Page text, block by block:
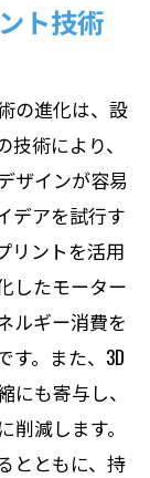
ト技術
の進化は、設
術により、
ザインが容易
デアを試行す
リントを活用
したモーター
ルギー消費を
す。また、3D
も寄与し、
減します。
とともに、持